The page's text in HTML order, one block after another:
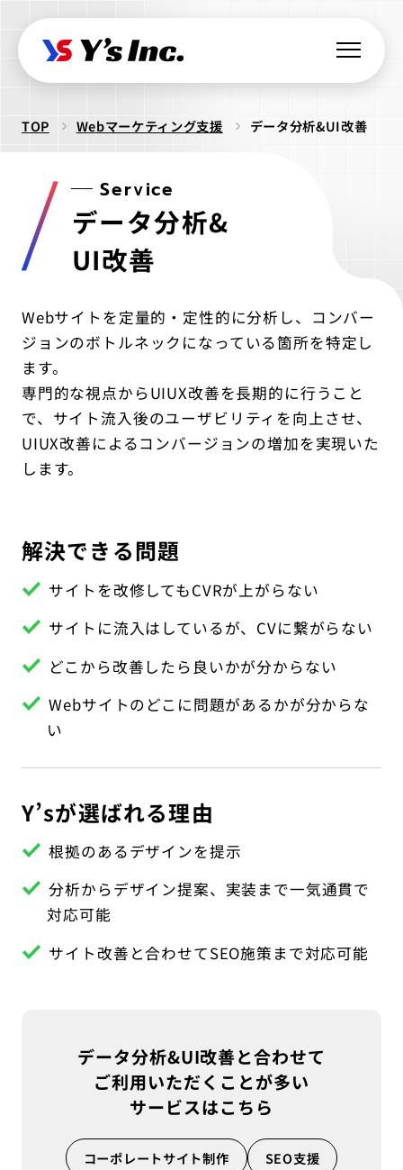
Web制作
コーポレートサイト制作
採用サイト制作
WordPressカスタム
セキュリティ診断
webサイト制作
Webデザイン
UI/UX設計
Webマーケティング支援
SEO支援
データ基盤構築
BIツール導入
データ分析&UI改善
Webサイト活用支援
Web開発・アプリ開発
・ラボ型開発
Webシステム開発
ios Androidアプリ開発
ラボ型開発
クリエイティブ制作
ロゴ制作
ビジュアル制作
パッケージ制作
パンフレット制作
アニメ公式サイト制作
IT派遣サービス
WEBシステムエンジニア
ネイティブアプリエンジニア
デザイナー
IT教育サービス
WEBMASTERS
EdtechTraining
Works
Blog
TOP Webマーケティング支援 データ分析&UI改善
Service
データ分析&
UI改善
Webサイトを定量的・定性的に分析し、コンバー
ジョンのボトルネックになっている箇所を特定し
ます。
専門的な視点からUIUX改善を長期的に行うこと
で、サイト流入後のユーザビリティを向上させ、
UIUX改善によるコンバージョンの増加を実現いた
します。
解決できる問題
サイトを改修してもCVRが上がらない
サイトに流入はしているが、CVに繋がらない
どこから改善したら良いかが分からない
Webサイトのどこに問題があるかが分からな
い
Y’sが選ばれる理由
根拠のあるデザインを提示
分析からデザイン提案、実装まで一気通貫で
対応可能
サイト改善と合わせてSEO施策まで対応可能
データ分析&UI改善と合わせて
ご利用いただくことが多い
サービスはこちら
コーポレートサイト制作 SEO支援